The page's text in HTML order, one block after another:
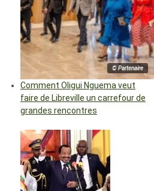
© Partenaire
Comment Oligui Nguema veut
faire de Libreville un carrefour de
grandes rencontres